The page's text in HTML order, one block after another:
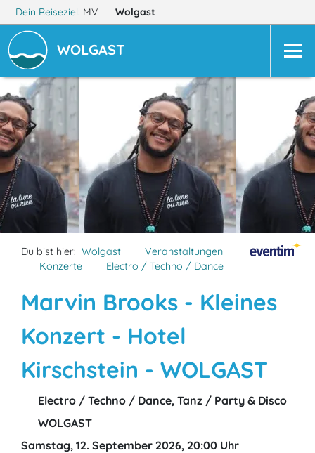
Dein Reiseziel: MV Wolgast
WOLGAST
Du bist hier: Wolgast
Veranstaltungen
Konzerte
Electro / Techno / Dance
Marvin Brooks - Kleines
Konzert - Hotel
Kirschstein - WOLGAST
Electro / Techno / Dance, Tanz / Party & Disco
WOLGAST
Samstag, 12. September 2026, 20:00 Uhr